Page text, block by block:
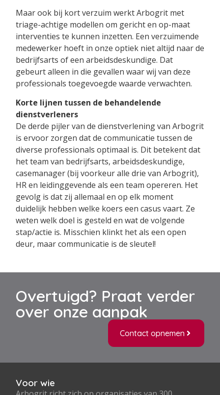
Maar ook bij kort verzuim werkt Arbogrit met
triage-achtige modellen om gericht en op-maat
interventies te kunnen inzetten. Een verzuimende
medewerker hoeft in onze optiek niet altijd naar de
bedrijfsarts of een arbeidsdeskundige. Dat
gebeurt alleen in die gevallen waar wij van deze
professionals toegevoegde waarde verwachten.
Korte lijnen tussen de behandelende
dienstverleners
De derde pijler van de dienstverlening van Arbogrit
is ervoor zorgen dat de communicatie tussen de
diverse professionals optimaal is. Dit betekent dat
het team van bedrijfsarts, arbeidsdeskundige,
casemanager (bij voorkeur alle drie van Arbogrit),
HR en leidinggevende als een team opereren. Het
gevolg is dat zij allemaal en op elk moment
duidelijk hebben welke koers een casus vaart. Ze
weten welk doel is gesteld en wat de volgende
stap/actie is. Misschien klinkt het als een open
deur, maar communicatie is de sleutel!
Overtuigd? Praat verder
over onze aanpak
Contact opnemen
Voor wie